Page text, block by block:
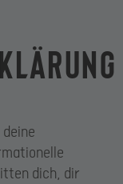
dich, dir